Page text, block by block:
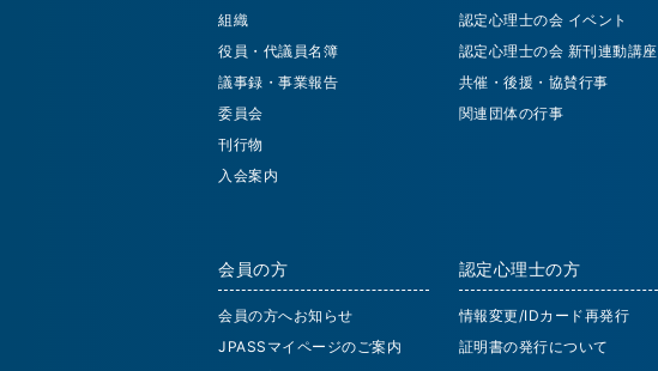
組織
役員・代議員名簿
議事録・事業報告
委員会
刊行物
入会案内
認定心理士の会 イベント
認定心理士の会 新刊連動講座
共催・後援・協賛行事
関連団体の行事
会員の方
会員の方へお知らせ
JPASSマイページのご案内
認定心理士の方
情報変更/IDカード再発行
証明書の発行について